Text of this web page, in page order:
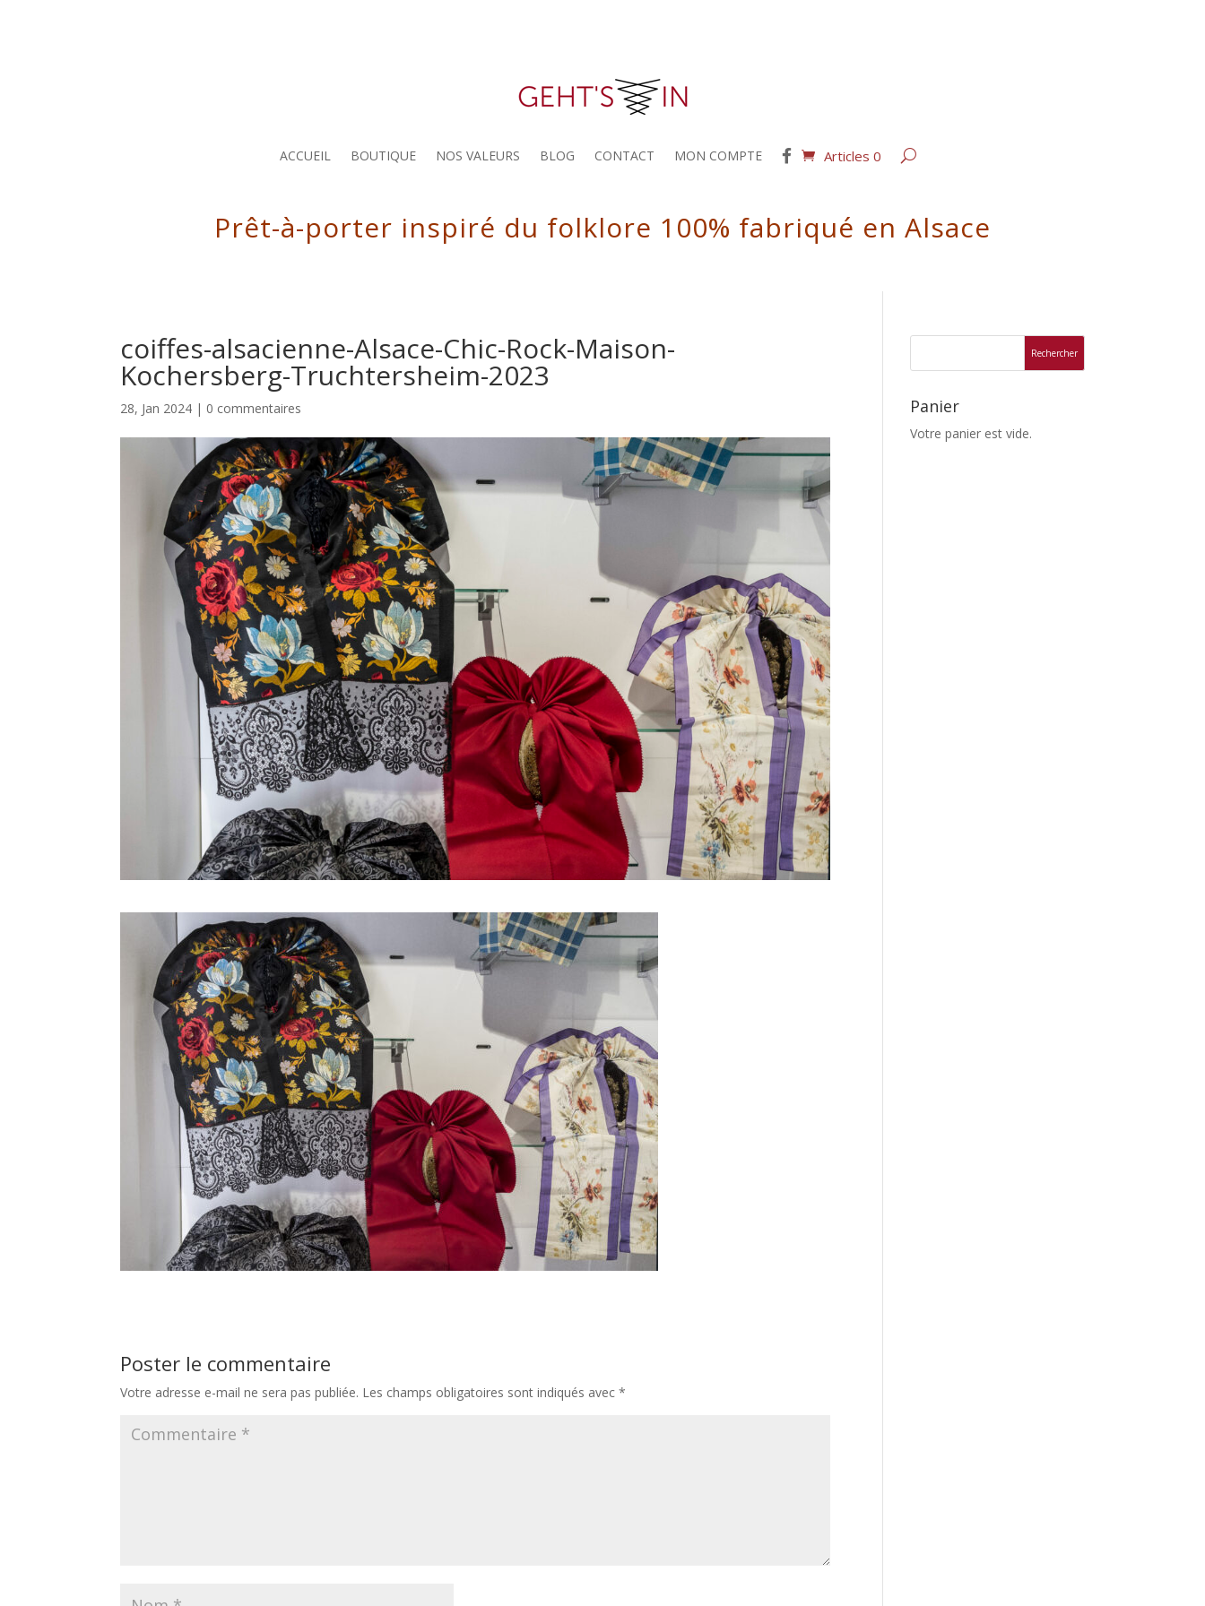
ACCUEIL BOUTIQUE NOS VALEURS BLOG CONTACT MON COMPTE Articles 0
Prêt-à-porter inspiré du folklore 100% fabriqué en Alsace
coiffes-alsacienne-Alsace-Chic-Rock-Maison-
Kochersberg-Truchtersheim-2023
28, Jan 2024 | 0 commentaires
Poster le commentaire
Votre adresse e-mail ne sera pas publiée. Les champs obligatoires sont indiqués avec*
Panier
Votre panier est vide.